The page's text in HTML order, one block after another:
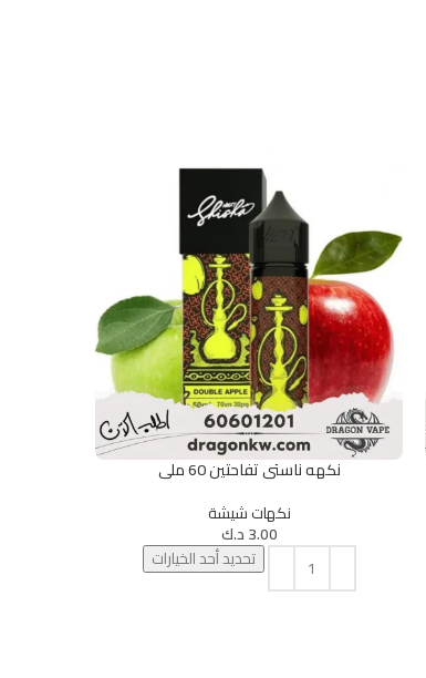
تحديد أحد الخياراتنكهه ناستى تفاحتين 60 ملى
نكهات شيشة
3.00د.ك
تحديد أحد الخيارات